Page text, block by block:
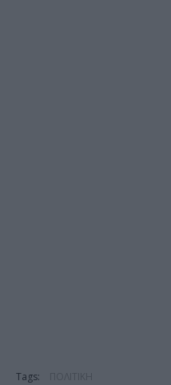
Tags: